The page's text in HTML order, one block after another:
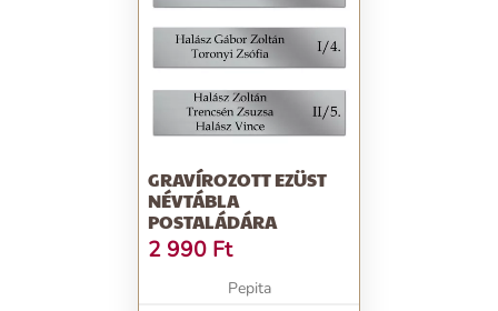
GRAVÍROZOTT EZÜST
NÉVTÁBLA
POSTALÁDÁRA
2 990 Ft
Pepita